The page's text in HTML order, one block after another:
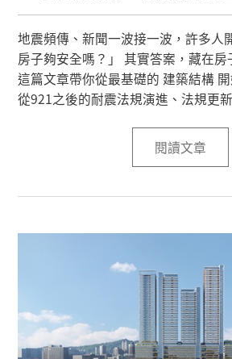
地震頻傳、新聞一波接一波，許多人
房子夠安全嗎？」 其實答案，藏在房
這篇文章帶你從最基礎的 建築結構
從921之後的耐震法規演進、法規更
閱讀文章